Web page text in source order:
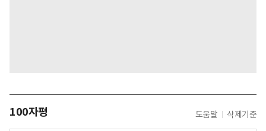
100자평 도움말 삭제기준